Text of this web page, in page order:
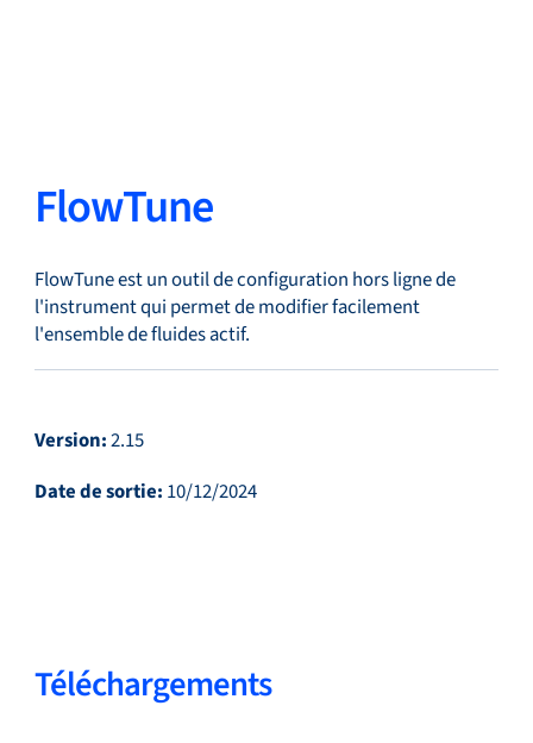
Recherche... FR
Applications
FlowTune
FlowTune est un outil de configuration hors ligne de
l'instrument qui permet de modifier facilement
l'ensemble de fluides actif.
Version:2.15
Date de sortie: 10/12/2024
Téléchargements